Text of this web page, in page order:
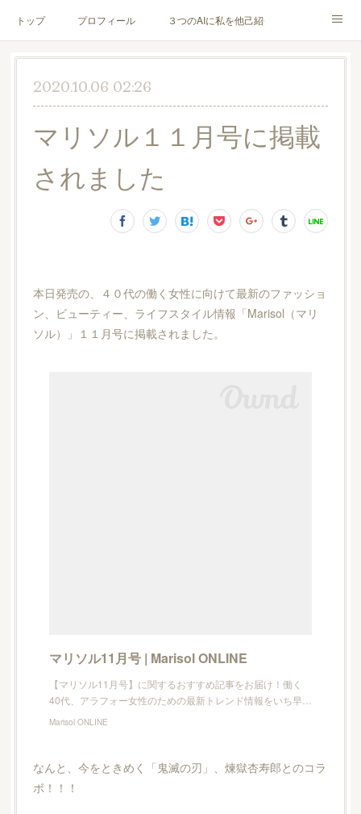
トップ プロフィール ３つのAIに私を他己紹介してもらった
お客様の声 メニュー＆料金 ブログ
2020.10.06 02:26
マリソル１１月号に掲載
されました
本日発売の、４０代の働く女性に向けて最新のファッショ
ン、ビューティー、ライフスタイル情報「Marisol（マリ
ソル）」１１月号に掲載されました。
マリソル11月号 | Marisol ONLINE
【マリソル11月号】に関するおすすめ記事をお届け！働く
40代、アラフォー女性のための最新トレンド情報をいち早…
Marisol ONLINE
なんと、今をときめく「鬼滅の刃」、煉獄杏寿郎とのコラ
ボ！！！